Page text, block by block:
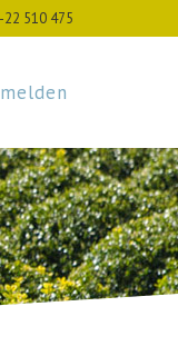
510 475